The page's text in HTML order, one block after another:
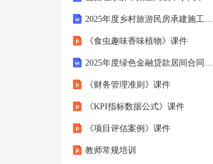
2025年度乡村旅游民房承建施工合同规范范本
《食虫趣味香味植物》课件
2025年度绿色金融贷款居间合同汇编
《财务管理准则》课件
《KPI指标数据公式》课件
《项目评估案例》课件
教师常规培训